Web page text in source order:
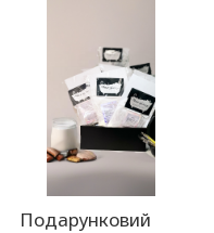
Подарунковий набір.